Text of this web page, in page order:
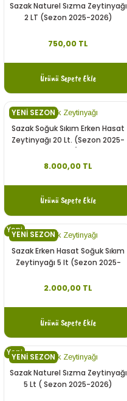
Sazak Naturel Sızma Zeytinyağı
2 LT (Sezon 2025-2026)
750,00 TL
Ürünü Sepete Ekle
YENİ SEZONSazak Zeytinyağı
Sazak Soğuk Sıkım Erken Hasat
Zeytinyağı 20 Lt. (Sezon 2025-
8.000,00 TL
Ürünü Sepete Ekle
YENİ SEZON
Yeni Sazak Zeytinyağı
Sazak Erken Hasat Soğuk Sıkım
Zeytinyağı 5 lt (Sezon 2025-
2.000,00 TL
Ürünü Sepete Ekle
YENİ SEZON
Yeni Sazak Zeytinyağı
Sazak Naturel Sızma Zeytinyağı
5 Lt ( Sezon 2025-2026)